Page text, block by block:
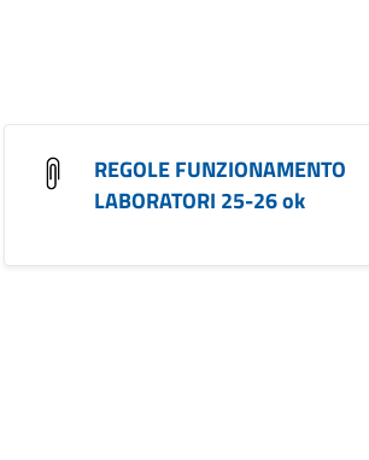
REGOLE FUNZIONAMENTO
LABORATORI 25-26 ok